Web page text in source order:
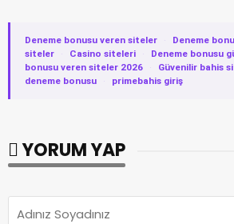
Deneme bonusu veren siteler · Deneme
siteler
· Casino siteleri · Deneme bonusu
bonusu veren siteler 2026
· Güvenilir bahis
deneme bonusu
· primebahis giriş
YORUM YAP